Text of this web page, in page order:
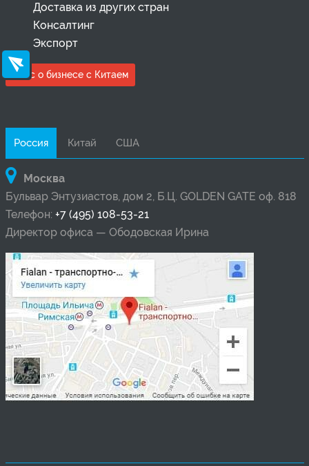
Доставка из других стран
Консалтинг
Экспорт
Курс о бизнесе с Китаем
Россия Китай США
Москва
Бульвар Энтузиастов, дом 2, Б.Ц. GOLDEN GATE оф. 818
Телефон: +7 (495) 108-53-21
Директор офиса — Ободовская Ирина